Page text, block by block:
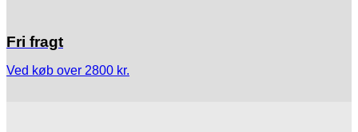
Fri fragt
Ved køb over 2800 kr.